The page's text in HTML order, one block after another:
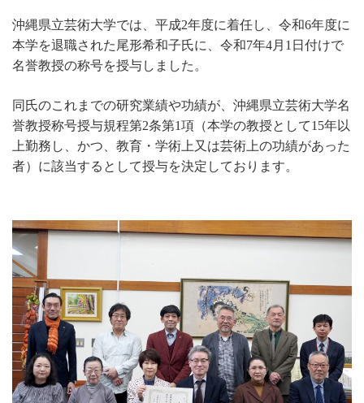
沖縄県立芸術大学では、平成2年度に着任し、令和6年度に
本学を退職された尾形希和子氏に、令和7年4月1日付けで
名誉教授の称号を授与しました。
同氏のこれまでの研究業績や功績が、沖縄県立芸術大学名
誉教授称号授与規程第2条第1項（本学の教授として15年以
上勤務し、かつ、教育・学術上又は芸術上の功績があった
者）に該当するとして授与を決定しております。